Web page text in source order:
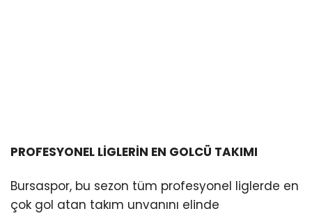
PROFESYONEL LİGLERİN EN GOLCÜ TAKIMI
Bursaspor, bu sezon tüm profesyonel liglerde en
çok gol atan takım unvanını elinde